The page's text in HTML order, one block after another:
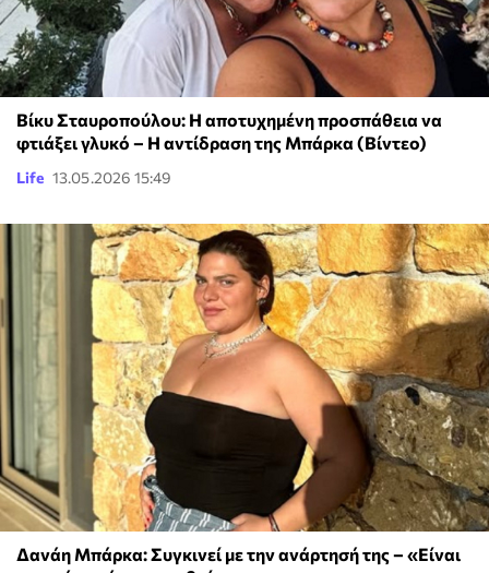
Βίκυ Σταυροπούλου: Η αποτυχημένη προσπάθεια να
φτιάξει γλυκό – Η αντίδραση της Μπάρκα (Βίντεο)
Life 13.05.2026 15:49
Δανάη Μπάρκα: Συγκινεί με την ανάρτησή της – «Είναι